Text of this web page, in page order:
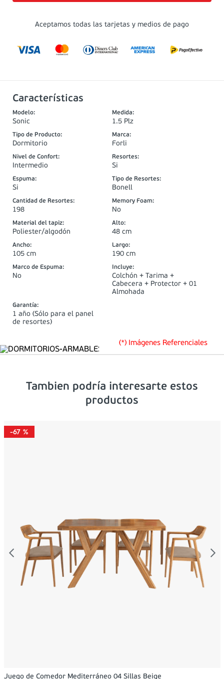
Aceptamos todas las tarjetas y medios de pago
Características
Modelo:
Sonic
Medida:
1.5 Plz
Tipo de Producto:
Dormitorio
Marca:
Forli
Nivel de Confort:
Intermedio
Resortes:
Si
Espuma:
Si
Tipo de Resortes:
Bonell
Cantidad de Resortes:
198
Memory Foam:
No
Material del tapiz:
Poliester/algodón
Alto:
48 cm
Ancho:
105 cm
Largo:
190 cm
Marco de Espuma:
No
Incluye:
Colchón + Tarima +
Cabecera + Protector + 01
Almohada
Garantía:
1 año (Sólo para el panel
de resortes)
(*) Imágenes Referenciales
Tambien podría interesarte estos
productos
-67 %
Juego de Comedor Mediterráneo 04 Sillas Beige